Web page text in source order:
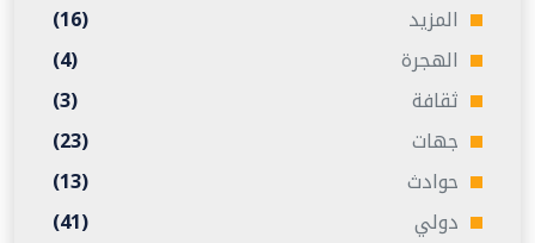
المزيد
(16)
الهجرة
(4)
ثقافة
(3)
جهات
(23)
حوادث
(13)
دولي
(41)